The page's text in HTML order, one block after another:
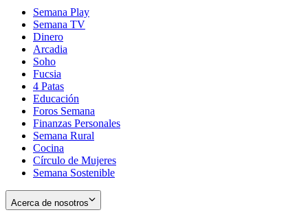
Semana Play
Semana TV
Dinero
Arcadia
Soho
in
new
window
Fucsia
in
new
window
4 Patas
Educación
Foros Semana
Finanzas Personales
Semana Rural
Cocina
Círculo de Mujeres
Semana Sostenible
Acerca de nosotros